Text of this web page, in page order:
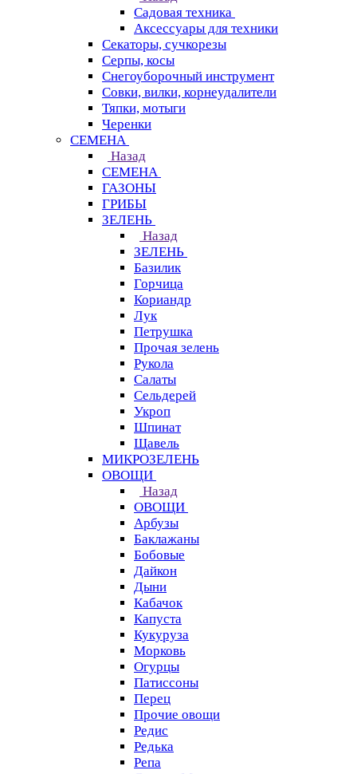
Садовая техника
Аксессуары для техники
Секаторы, сучкорезы
Серпы, косы
Снегоуборочный инструмент
Совки, вилки, корнеудалители
Тяпки, мотыги
Черенки
СЕМЕНА
Назад
СЕМЕНА
ГАЗОНЫ
ГРИБЫ
ЗЕЛЕНЬ
Назад
ЗЕЛЕНЬ
Базилик
Горчица
Кориандр
Лук
Петрушка
Прочая зелень
Рукола
Салаты
Сельдерей
Укроп
Шпинат
Щавель
МИКРОЗЕЛЕНЬ
ОВОЩИ
Назад
ОВОЩИ
Арбузы
Баклажаны
Бобовые
Дайкон
Дыни
Кабачок
Капуста
Кукуруза
Морковь
Огурцы
Патиссоны
Перец
Прочие овощи
Редис
Редька
Репа